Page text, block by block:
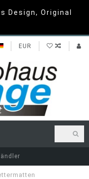
Design, Original
EUR